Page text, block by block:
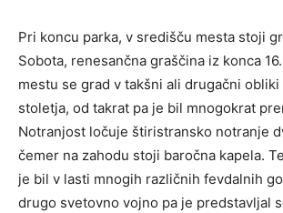
Pri koncu parka, v središču mesta stoji
Sobota, renesančna graščina iz konca
mestu se grad v takšni ali drugačni obliki
stoletja, od takrat pa je bil mnogokrat
Notranjost ločuje štiristransko notranje
čemer na zahodu stoji baročna kapela.
je bil v lasti mnogih različnih fevdalnih
drugo svetovno vojno pa je predstavljal